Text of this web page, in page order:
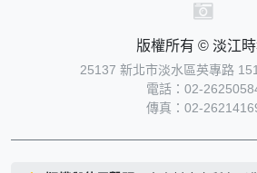
版權所有 © 淡江
25137 新北市淡水區英專路
電話：02-
傳真：02-